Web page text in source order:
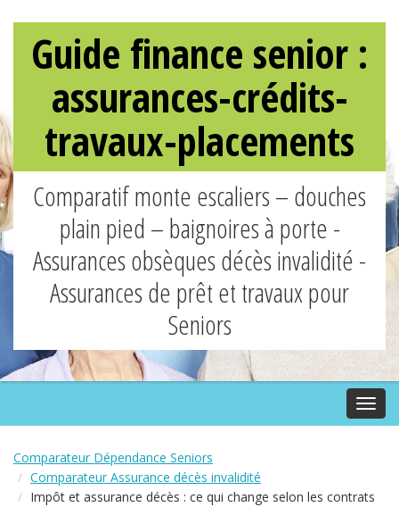
Guide finance senior :
assurances-crédits-
travaux-placements
Comparatif monte escaliers – douches
plain pied – baignoires à porte -
Assurances obsèques décès invalidité -
Assurances de prêt et travaux pour
Seniors
Comparateur Dépendance Seniors
Comparateur Assurance décès invalidité
Impôt et assurance décès : ce qui change selon les contrats